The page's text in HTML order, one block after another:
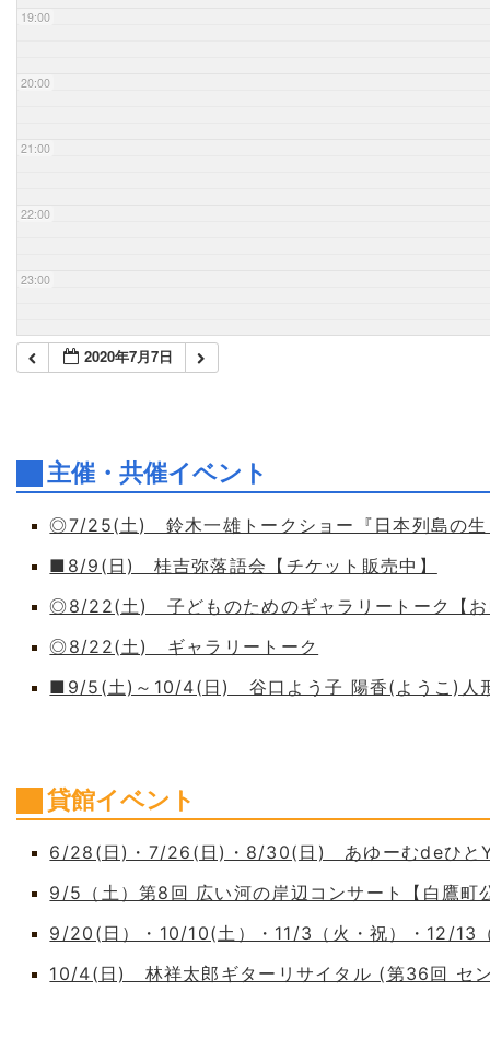
19:00
20:00
21:00
22:00
23:00
2020年7月7日
主催・共催イベント
◎7/25(土) 鈴木一雄トークショー『日本列島の生
■8/9(日) 桂吉弥落語会【チケット販売中】
◎8/22(土) 子どものためのギャラリートーク【お
◎8/22(土) ギャラリートーク
■9/5(土)～10/4(日) 谷口よう子 陽香(ようこ)人
貸館イベント
6/28(日)・7/26(日)・8/30(日) あゆーむdeひと
9/5（土）第8回 広い河の岸辺コンサート【白鷹町
9/20(日）・10/10(土）・11/3（火・祝）・12/
10/4(日) 林祥太郎ギターリサイタル (第36回 セ